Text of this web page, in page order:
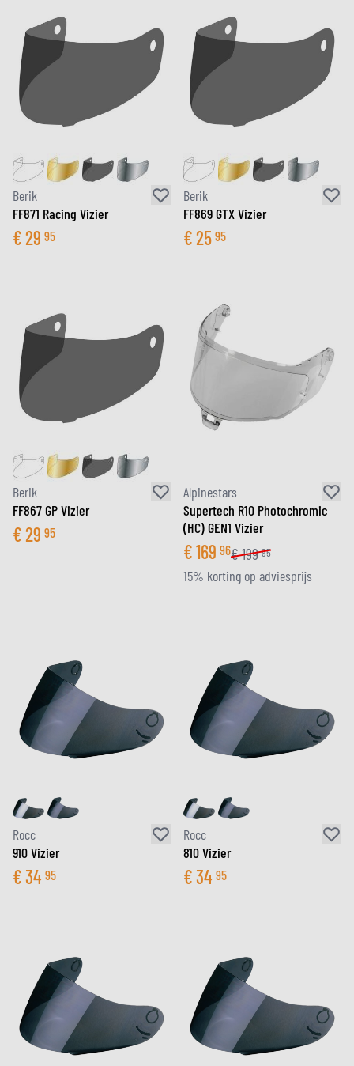
Berik
FF871 Racing Vizier
€29 95
Berik
FF869 GTX Vizier
€25 95
Berik
FF867 GP Vizier
€29 95
Alpinestars
Supertech R10 Photochromic
(HC) GEN1 Vizier
€169 96€199 95
15% korting op adviesprijs
Rocc
910 Vizier
€34 95
Rocc
810 Vizier
€34 95